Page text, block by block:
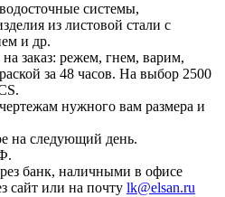
системы,
из листовой стали с
и др.
заказ: режем, гнем, варим,
за 48 часов. На выбор 2500
нужного вам размера и
на следующий день.
банк, наличными в офисе
сайт или на почту lk@elsan.ru